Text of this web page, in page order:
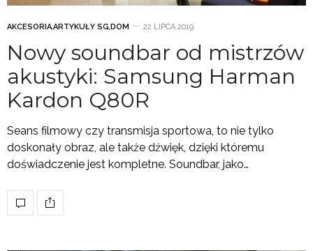
AKCESORIA,ARTYKUŁY SG,DOM 22 LIPCA 2019
Nowy soundbar od mistrzów
akustyki: Samsung Harman
Kardon Q80R
Seans filmowy czy transmisja sportowa, to nie tylko
doskonały obraz, ale także dźwięk, dzięki któremu
doświadczenie jest kompletne. Soundbar, jako…